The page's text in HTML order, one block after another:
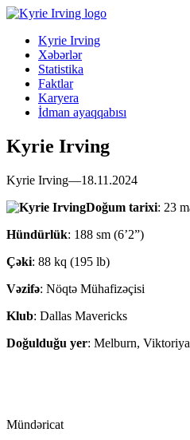
Kyrie Irving
Xəbərlər
Statistika
Faktlar
Karyera
İdman ayaqqabısı
Kyrie Irving
Kyrie Irving—18.11.2024
Doğum tarixi: 23
Hündürlük: 188 sm (6’2”)
Çəki: 88 kq (195 lb)
Vəzifə: Nöqtə Mühafizəçisi
Klub: Dallas Mavericks
Doğulduğu yer: Melburn,
Mündəricat